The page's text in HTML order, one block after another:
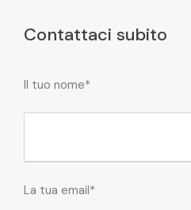
Contattaci subito
Il tuo nome*
La tua email*